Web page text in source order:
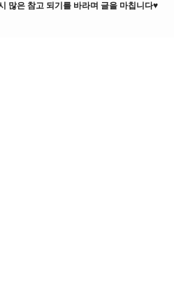
많은 참고 되기를 바라며 글을 마칩니다♥